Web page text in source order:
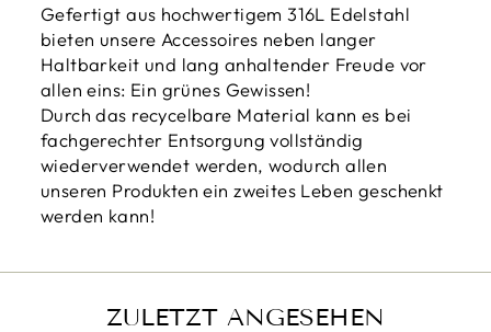
Gefertigt aus hochwertigem 316L Edelstahl
bieten unsere Accessoires neben langer
Haltbarkeit und lang anhaltender Freude vor
allen eins: Ein grünes Gewissen!
Durch das recycelbare Material kann es bei
fachgerechter Entsorgung vollständig
wiederverwendet werden, wodurch allen
unseren Produkten ein zweites Leben geschenkt
werden kann!
ZULETZT ANGESEHEN